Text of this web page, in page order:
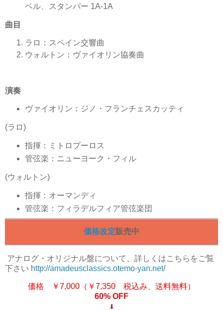
ベル、スタンパー 1A-1A
曲目
ラロ：スペイン交響曲
ウォルトン：ヴァイオリン協奏曲
演奏
ヴァイオリン：ジノ・フランチェスカッティ
(ラロ)
指揮：ミトロプーロス
管弦楽：ニューヨーク・フィル
(ウォルトン)
指揮：オーマンディ
管弦楽：フィラデルフィア管弦楽団
価格改定販売中
アナログ ・オリジナル盤について、詳しくはこちらをご覧
下さい http://amadeusclassics.otemo-yan.net/
価格 ￥7,000（￥7,350 税込み、送料無料）
60% OFF
⬇